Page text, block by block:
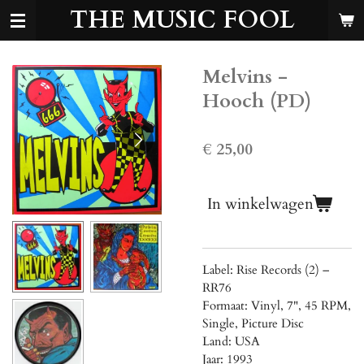
Ga
de
hoofdinhoud
THE MUSIC FOOL
Melvins -
Hooch (PD)
€ 25,00
In winkelwagen
Label: Rise Records (2) ‎–
RR76
Formaat: Vinyl, 7", 45 RPM,
Single, Picture Disc
Land: USA
Jaar: 1993